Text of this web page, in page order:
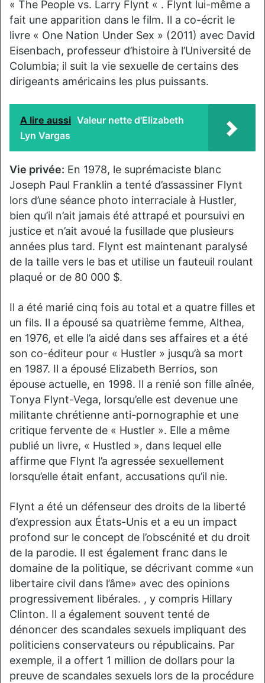
« The People vs. Larry Flynt « . Flynt lui-même a
fait une apparition dans le film. Il a co-écrit le
livre « One Nation Under Sex » (2011) avec David
Eisenbach, professeur d’histoire à l’Université de
Columbia; il suit la vie sexuelle de certains des
dirigeants américains les plus puissants.
A lire aussi Valeur nette d'Elizabeth
Lyn Vargas
Vie privée: En 1978, le suprémaciste blanc
Joseph Paul Franklin a tenté d’assassiner Flynt
lors d’une séance photo interraciale à Hustler,
bien qu’il n’ait jamais été attrapé et poursuivi en
justice et n’ait avoué la fusillade que plusieurs
années plus tard. Flynt est maintenant paralysé
de la taille vers le bas et utilise un fauteuil roulant
plaqué or de 80 000 $.
Il a été marié cinq fois au total et a quatre filles et
un fils. Il a épousé sa quatrième femme, Althea,
en 1976, et elle l’a aidé dans ses affaires et a été
son co-éditeur pour « Hustler » jusqu’à sa mort
en 1987. Il a épousé Elizabeth Berrios, son
épouse actuelle, en 1998. Il a renié son fille aînée,
Tonya Flynt-Vega, lorsqu’elle est devenue une
militante chrétienne anti-pornographie et une
critique fervente de « Hustler ». Elle a même
publié un livre, « Hustled », dans lequel elle
affirme que Flynt l’a agressée sexuellement
lorsqu’elle était enfant, accusations qu’il nie.
Flynt a été un défenseur des droits de la liberté
d’expression aux États-Unis et a eu un impact
profond sur le concept de l’obscénité et du droit
de la parodie. Il est également franc dans le
domaine de la politique, se décrivant comme «un
libertaire civil dans l’âme» avec des opinions
progressivement libérales. , y compris Hillary
Clinton. Il a également souvent tenté de
dénoncer des scandales sexuels impliquant des
politiciens conservateurs ou républicains. Par
exemple, il a offert 1 million de dollars pour la
preuve de scandales sexuels lors de la procédure